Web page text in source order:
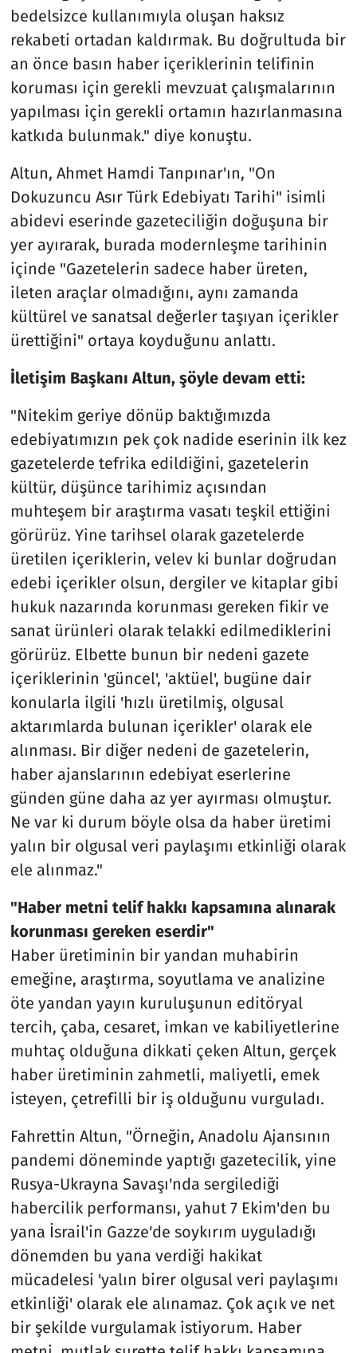
bedelsizce kullanımıyla oluşan haksız
rekabeti ortadan kaldırmak. Bu doğrultuda bir
an önce basın haber içeriklerinin telifinin
koruması için gerekli mevzuat çalışmalarının
yapılması için gerekli ortamın hazırlanmasına
katkıda bulunmak." diye konuştu.
Altun, Ahmet Hamdi Tanpınar'ın, "On
Dokuzuncu Asır Türk Edebiyatı Tarihi" isimli
abidevi eserinde gazeteciliğin doğuşuna bir
yer ayırarak, burada modernleşme tarihinin
içinde "Gazetelerin sadece haber üreten,
ileten araçlar olmadığını, aynı zamanda
kültürel ve sanatsal değerler taşıyan içerikler
ürettiğini" ortaya koyduğunu anlattı.
İletişim Başkanı Altun, şöyle devam etti:
"Nitekim geriye dönüp baktığımızda
edebiyatımızın pek çok nadide eserinin ilk kez
gazetelerde tefrika edildiğini, gazetelerin
kültür, düşünce tarihimiz açısından
muhteşem bir araştırma vasatı teşkil ettiğini
görürüz. Yine tarihsel olarak gazetelerde
üretilen içeriklerin, velev ki bunlar doğrudan
edebi içerikler olsun, dergiler ve kitaplar gibi
hukuk nazarında korunması gereken fikir ve
sanat ürünleri olarak telakki edilmediklerini
görürüz. Elbette bunun bir nedeni gazete
içeriklerinin 'güncel', 'aktüel', bugüne dair
konularla ilgili 'hızlı üretilmiş, olgusal
aktarımlarda bulunan içerikler' olarak ele
alınması. Bir diğer nedeni de gazetelerin,
haber ajanslarının edebiyat eserlerine
günden güne daha az yer ayırması olmuştur.
Ne var ki durum böyle olsa da haber üretimi
yalın bir olgusal veri paylaşımı etkinliği olarak
ele alınmaz."
"Haber metni telif hakkı kapsamına alınarak
korunması gereken eserdir"
Haber üretiminin bir yandan muhabirin
emeğine, araştırma, soyutlama ve analizine
öte yandan yayın kuruluşunun editöryal
tercih, çaba, cesaret, imkan ve kabiliyetlerine
muhtaç olduğuna dikkati çeken Altun, gerçek
haber üretiminin zahmetli, maliyetli, emek
isteyen, çetrefilli bir iş olduğunu vurguladı.
Fahrettin Altun, "Örneğin, Anadolu Ajansının
pandemi döneminde yaptığı gazetecilik, yine
Rusya-Ukrayna Savaşı'nda sergilediği
habercilik performansı, yahut 7 Ekim'den bu
yana İsrail'in Gazze'de soykırım uyguladığı
dönemden bu yana verdiği hakikat
mücadelesi 'yalın birer olgusal veri paylaşımı
etkinliği' olarak ele alınamaz. Çok açık ve net
bir şekilde vurgulamak istiyorum. Haber